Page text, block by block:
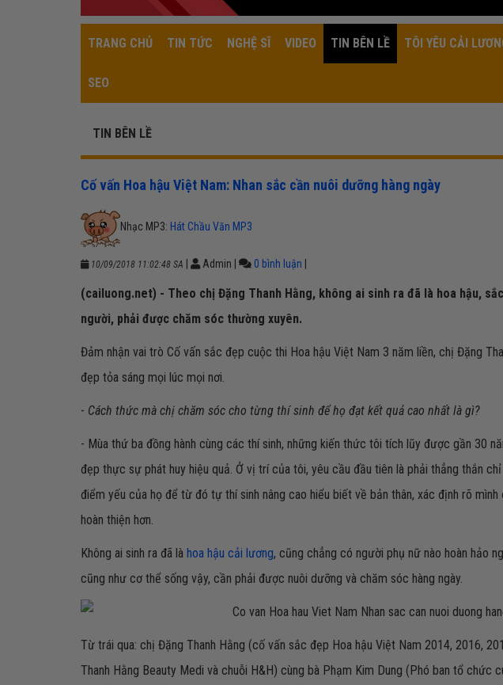
TRANG CHỦ TIN TỨC NGHỆ SĨ VIDEO TIN BÊN LỀ TÔI YÊU CẢI
SEO
TIN BÊN LỀ
Cố vấn Hoa hậu Việt Nam: Nhan sắc cần nuôi dưỡng hàng ngày
Nhạc MP3: Hát Chầu Văn MP3
10/09/2018 11:02:48 SA Admin 0 bình luận
(cailuong.net) - Theo chị Đặng Thanh Hằng, không ai sinh ra đã là hoa hậu,
người, phải được chăm sóc thường xuyên.
Đảm nhận vai trò Cố vấn sắc đẹp cuộc thi Hoa hậu Việt Nam 3 năm liền, chị Đặng
đẹp tỏa sáng mọi lúc mọi nơi.
- Cách thức mà chị chăm sóc cho từng thí sinh để họ đạt kết quả cao nhất là gì?
- Mùa thứ ba đồng hành cùng các thí sinh, những kiến thức tôi tích lũy được gần 30
đẹp thực sự phát huy hiệu quả. Ở vị trí của tôi, yêu cầu đầu tiên là phải thẳng thắn
điểm yếu của họ để từ đó tự thí sinh nâng cao hiểu biết về bản thân, xác định rõ
hoàn thiện hơn.
Không ai sinh ra đã là hoa hậu cải lương, cũng chẳng có người phụ nữ nào hoàn hảo
cũng như cơ thể sống vậy, cần phải được nuôi dưỡng và chăm sóc hàng ngày.
Từ trái qua: chị Đặng Thanh Hằng (cố vấn sắc đẹp Hoa hậu Việt Nam 2014, 2016,
Thanh Hằng Beauty Medi và chuỗi H&H) cùng bà Phạm Kim Dung (Phó ban tổ chức